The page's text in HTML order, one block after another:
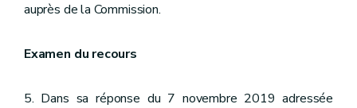
auprès de la Commission.
Examen du recours
5. Dans sa réponse du 7 novembre 2019 adressée